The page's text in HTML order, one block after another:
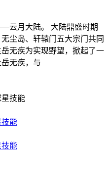
云月大陆。 大陆鼎盛时期
尘岛、轩辕门五大宗门共同
无疾为实现野望，掀起了一
无疾，与
能
能